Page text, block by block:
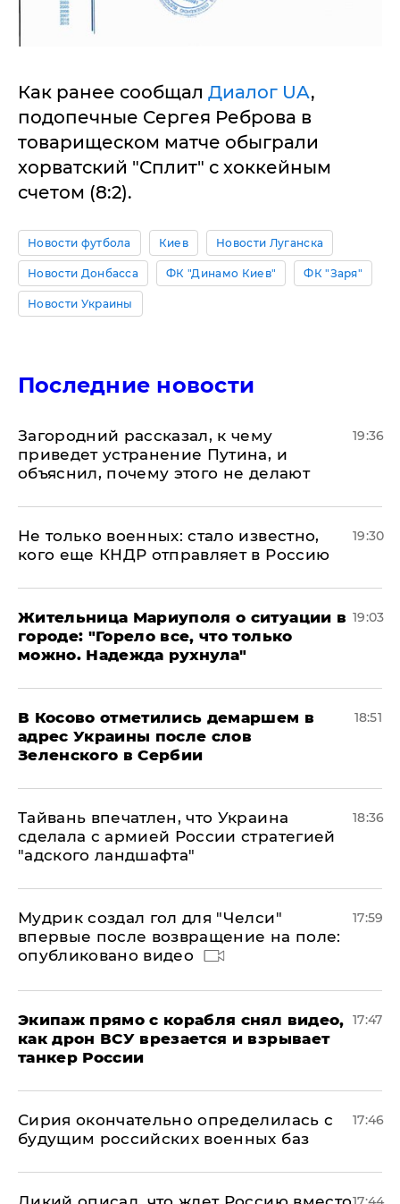
Как ранее сообщал Диалог UA,
подопечные Сергея Реброва в
товарищеском матче обыграли
хорватский "Сплит" с хоккейным
счетом (8:2).
Новости футбола Киев Новости Луганска
Новости Донбасса ФК "Динамо Киев" ФК "Заря"
Новости Украины
Последние новости
Загородний рассказал, к чему
приведет устранение Путина, и
объяснил, почему этого не делают
19:36
Не только военных: стало известно,
кого еще КНДР отправляет в Россию
19:30
Жительница Мариуполя о ситуации в
городе: "Горело все, что только
можно. Надежда рухнула"
19:03
В Косово отметились демаршем в
адрес Украины после слов
Зеленского в Сербии
18:51
Тайвань впечатлен, что Украина
сделала с армией России стратегией
"адского ландшафта"
18:36
Мудрик создал гол для "Челси"
впервые после возвращение на поле:
опубликовано видео
17:59
Экипаж прямо с корабля снял видео,
как дрон ВСУ врезается и взрывает
танкер России
17:47
Сирия окончательно определилась с
будущим российских военных баз
17:46